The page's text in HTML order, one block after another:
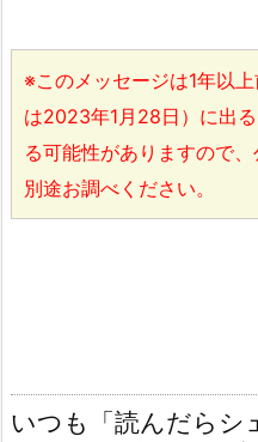
※このメッセージは1年以
は2023年1月28日）に出
る可能性がありますので
別途お調べください。
いつも「読んだらシ